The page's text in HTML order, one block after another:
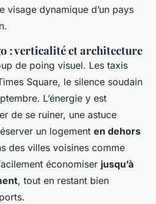
visage dynamique d’un pays
: verticalité et architecture
de poing visuel. Les taxis
Square, le silence soudain
L’énergie y est
de se ruiner, une astuce
un logement en dehors
des villes voisines comme
économiser jusqu’à
, tout en restant bien